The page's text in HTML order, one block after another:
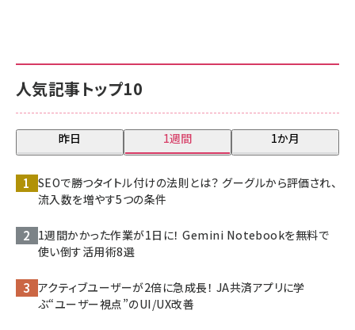
人気記事トップ10
昨日 1週間 1か月
SEOで勝つタイトル付けの法則とは？ グーグルから評価され、
流入数を増やす5つの条件
1週間かかった作業が1日に！ Gemini Notebookを無料で
使い倒す活用術8選
アクティブユーザーが2倍に急成長！ JA共済アプリに学
ぶ“ユーザー視点”のUI/UX改善